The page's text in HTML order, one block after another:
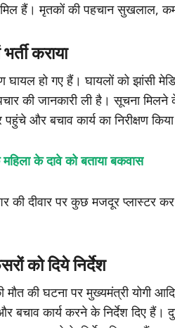
हैं। मृतकों की पहचान सुखलाल,
कराया
हो गए हैं। घायलों को झांसी
की जानकारी ली है। सूचना
और बचाव कार्य का निरीक्षण
के दावे को बताया बकवास
की दीवार पर कुछ मजदूर प्लास्टर
को दिये निर्देश
मौत की घटना पर मुख्यमंत्री योगी
बचाव कार्य करने के निर्देश दिए हैं।